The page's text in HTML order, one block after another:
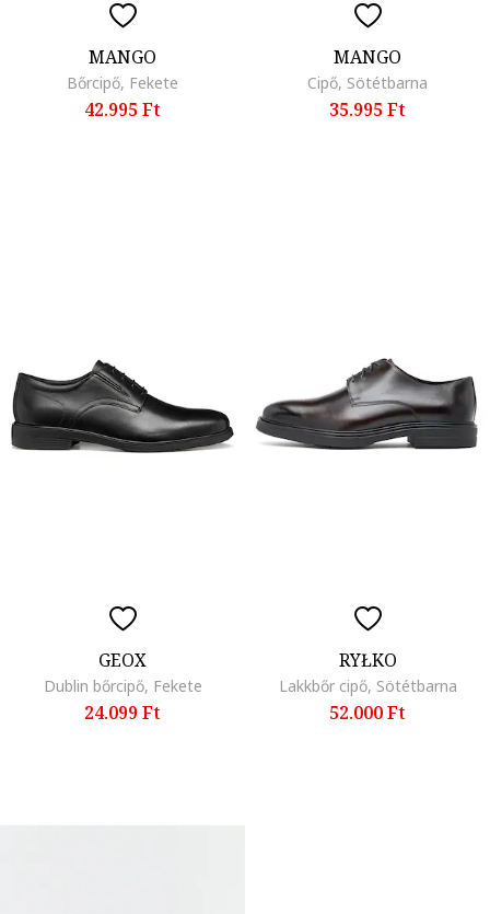
MANGO
Bőrcipő, Fekete
42.995 Ft
MANGO
Cipő, Sötétbarna
35.995 Ft
GEOX
Dublin bőrcipő, Fekete
24.099 Ft
RYŁKO
Lakkbőr cipő, Sötétbarna
52.000 Ft